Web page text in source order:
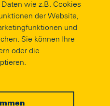
wie z.B. Cookies
der Website,
und
Sie können Ihre
oder die